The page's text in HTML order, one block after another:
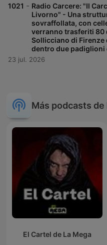
1021 - Radio Carcere: "Il
Livorno" - Una
sovraffollata, con
verranno trasferiti 80
Sollicciano di Firenze
dentro due padiglioni
23 jul. 2026
Más podcasts
El Cartel de La Mega